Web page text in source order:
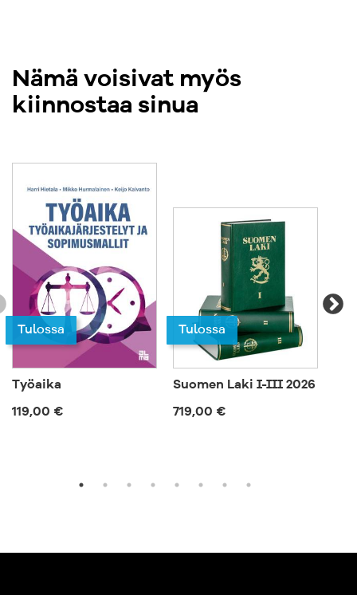
Nämä voisivat myös
kiinnostaa sinua
Tulossa
Työaika
119,00 €
Tulossa
Suomen Laki I-III 2026
719,00 €